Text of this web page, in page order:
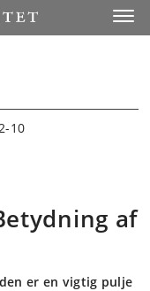
10
af
er en vigtig pulje